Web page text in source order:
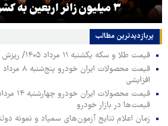
۳ میلیون زائر اربعین به کشور بازگشتند
پربازدیدترین‌ مطالب
قیمت طلا و سکه یکشنبه ۱۱ مرداد ۱۴۰۵/ ریزش سنگین سکه امامی
افزایشی
قیمت‌ها در بازار خودرو
زمان اعلام نتایج آزمون‌های سمپاد و نمونه